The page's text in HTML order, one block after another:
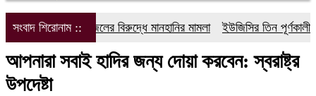
সংবাদ শিরোনাম ::ডিপজলের বিরুদ্ধে মানহানির মামলা ইউজিসির তিন পূর্ণকালীন
আপনারা সবাই হাদির জন্য দোয়া করবেন: স্বরাষ্ট্র
উপদেষ্টা